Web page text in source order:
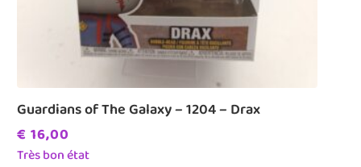
Guardians of The Galaxy – 1204 – Drax
€ 16,00
Très bon état